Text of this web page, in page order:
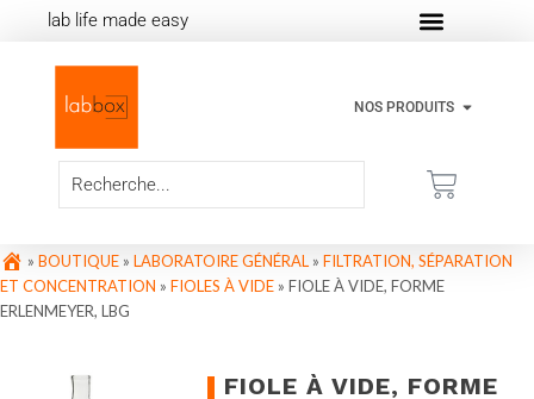
lab life made easy
NOS PRODUITS
» BOUTIQUE » LABORATOIRE GÉNÉRAL » FILTRATION, SÉPARATION
ET CONCENTRATION » FIOLES À VIDE » FIOLE À VIDE, FORME
ERLENMEYER, LBG
FIOLE À VIDE, FORME